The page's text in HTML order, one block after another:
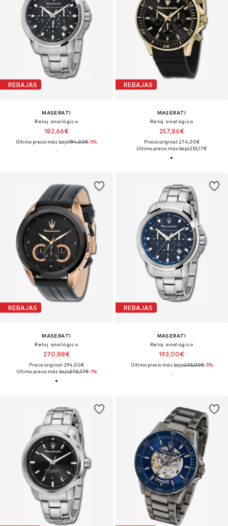
REBAJAS
MASERATI
Reloj analógico
182,66€
Último precio más bajo:194,00€-5%
REBAJAS
MASERATI
Reloj analógico
257,86€
Precio original: 274,00€
Último precio más bajo:255,17€
REBAJAS
MASERATI
Reloj analógico
270,88€
Precio original: 294,00€
Último precio más bajo:273,77€-1%
REBAJAS
MASERATI
Reloj analógico
193,00€
Último precio más bajo:205,00€-5%